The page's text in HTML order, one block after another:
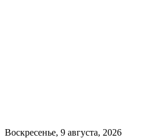
Воскресенье, 9 августа, 2026